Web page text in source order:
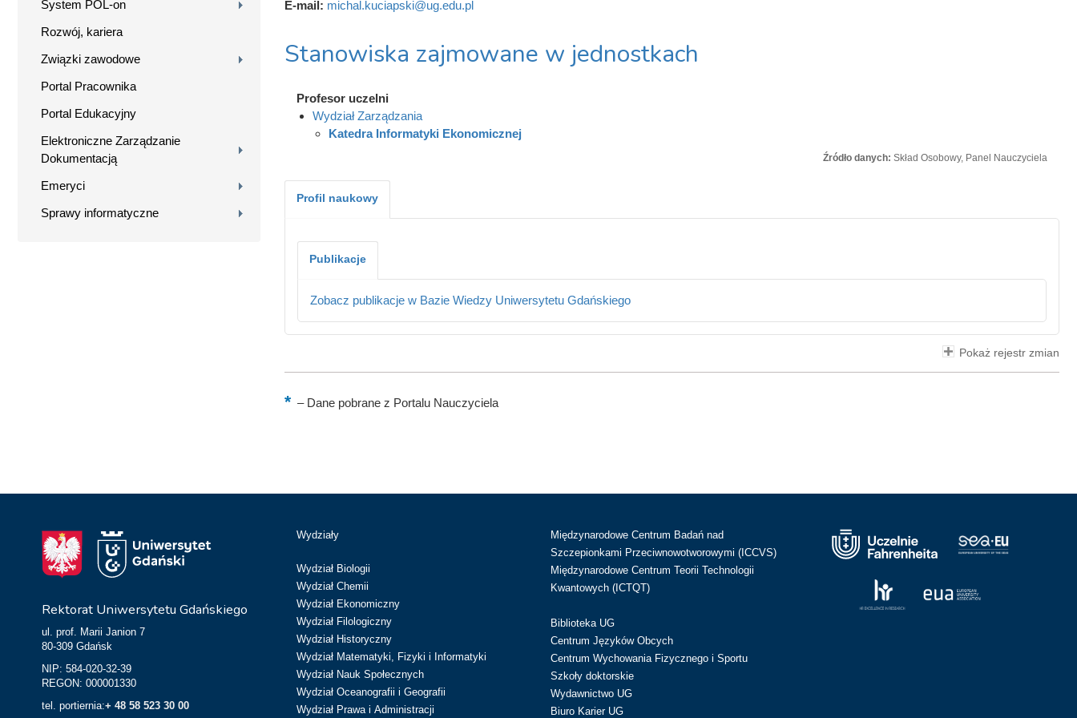
System POL-on
Rozwój, kariera
Związki zawodowe
Portal Pracownika
Portal Edukacyjny
Elektroniczne Zarządzanie
Dokumentacją
Emeryci
Sprawy informatyczne
E-mail: michal.kuciapski@ug.edu.pl
Stanowiska zajmowane w jednostkach
Profesor uczelni
Wydział Zarządzania
Katedra Informatyki Ekonomicznej
Źródło danych: Skład Osobowy, Panel Nauczyciela
Profil naukowy
Publikacje
Zobacz publikacje w Bazie Wiedzy Uniwersytetu Gdańskiego
Pokaż rejestr zmian
–Dane pobrane z Portalu Nauczyciela
Rektorat Uniwersytetu Gdańskiego
ul. prof. Marii Janion 7
80-309 Gdańsk
NIP: 584-020-32-39
REGON: 000001330
tel. portiernia:+ 48 58 523 30 00
Wydziały
Wydział Biologii
Wydział Chemii
Wydział Ekonomiczny
Wydział Filologiczny
Wydział Historyczny
Wydział Matematyki, Fizyki i Informatyki
Wydział Nauk Społecznych
Wydział Oceanografii i Geografii
Wydział Prawa i Administracji
Międzynarodowe Centrum Badań nad
Szczepionkami Przeciwnowotworowymi (ICCVS)
Międzynarodowe Centrum Teorii Technologii
Kwantowych (ICTQT)
Biblioteka UG
Centrum Języków Obcych
Centrum Wychowania Fizycznego i Sportu
Szkoły doktorskie
Wydawnictwo UG
Biuro Karier UG